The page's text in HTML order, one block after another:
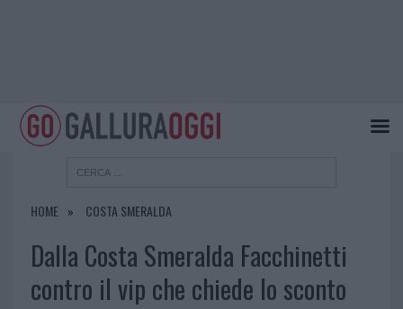
HOME COSTA SMERALDA
Dalla Costa Smeralda Facchinetti
contro il vip che chiede lo sconto